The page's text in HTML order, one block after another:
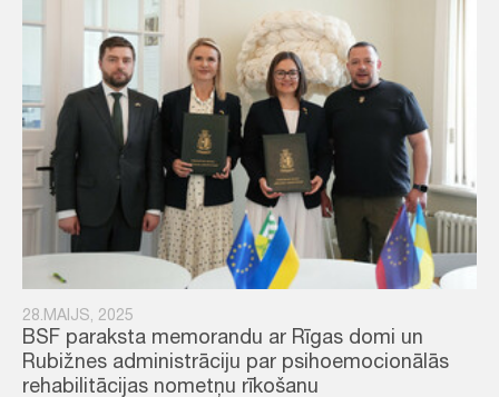
28.MAIJS, 2025
BSF paraksta memorandu ar Rīgas domi un
Rubižnes administrāciju par psihoemocionālās
rehabilitācijas nometņu rīkošanu